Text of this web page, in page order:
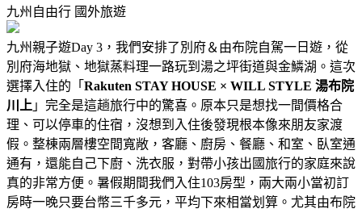
九州自由行 國外旅遊
九州親子遊Day 3，我們安排了別府＆由布院自駕一日遊，從
別府海地獄、地獄蒸料理一路玩到湯之坪街道與金鱗湖。這次
選擇入住的「 Rakuten STAY HOUSE × WILL STYLE 湯布院
川上 」完全是這趟旅行中的驚喜。原本只是想找一間價格合
理、可以停車的住宿，沒想到入住後發現根本像來朋友家渡
假。整棟兩層樓空間寬敞，客廳、廚房、餐廳、和室、臥室通
通有，還能自己下廚、洗衣服，對帶小孩出國旅行的家庭來說
真的非常方便。暑假期間我們入住103房型，兩大兩小當初訂
房時一晚只要台幣三千多元，平均下來相當划算。尤其由布院